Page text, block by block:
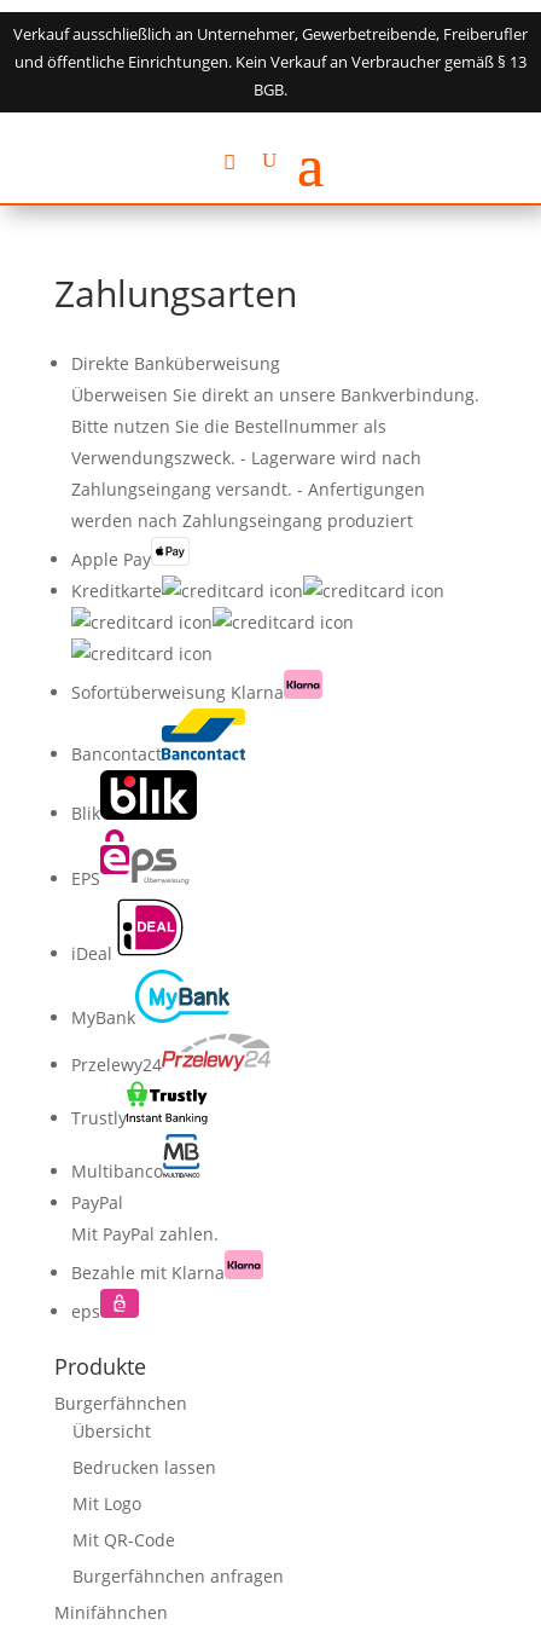
Verkauf ausschließlich an Unternehmer, Gewerbetreibende, Freiberufler
und öffentliche Einrichtungen. Kein Verkauf an Verbraucher gemäß § 13
BGB.
Zahlungsarten
Direkte Banküberweisung
Überweisen Sie direkt an unsere Bankverbindung.
Bitte nutzen Sie die Bestellnummer als
Verwendungszweck. - Lagerware wird nach
Zahlungseingang versandt. - Anfertigungen
werden nach Zahlungseingang produziert
Apple Pay
Kreditkarte
Sofortüberweisung Klarna
Bancontact
Blik
EPS
iDeal
MyBank
Przelewy24
Trustly
Multibanco
PayPal
Mit PayPal zahlen.
Bezahle mit Klarna
eps
Produkte
Burgerfähnchen
Übersicht
Bedrucken lassen
Mit Logo
Mit QR-Code
Burgerfähnchen anfragen
Minifähnchen